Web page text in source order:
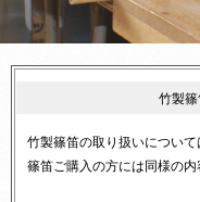
竹製
竹製篠笛の取り扱いについ
篠笛ご購入の方には同様の内